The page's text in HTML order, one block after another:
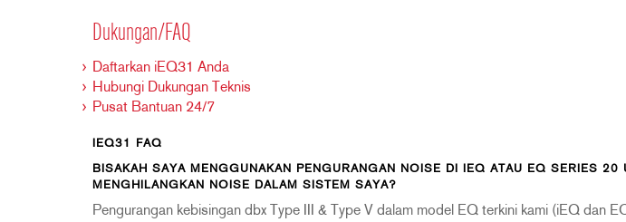
Dukungan/FAQ
Daftarkan iEQ31 Anda
Hubungi Dukungan Teknis
Pusat Bantuan 24/7
IEQ31 FAQ
BISAKAH SAYA MENGGUNAKAN PENGURANGAN NOISE DI IEQ ATAU EQ SERIES 20
MENGHILANGKAN NOISE DALAM SISTEM SAYA?
Pengurangan kebisingan dbx Type III & Type V dalam model EQ terkini kami (iEQ dan